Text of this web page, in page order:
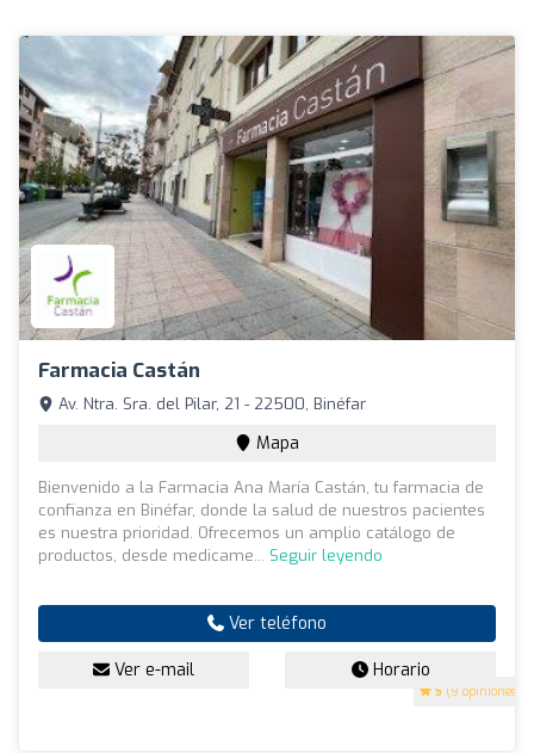
Farmacia Castán
5 (9 opiniones)
Av. Ntra. Sra. del Pilar, 21 - 22500, Binéfar
Mapa
Bienvenido a la Farmacia Ana María Castán, tu farmacia de
confianza en Binéfar, donde la salud de nuestros pacientes
es nuestra prioridad. Ofrecemos un amplio catálogo de
productos, desde medicame... Seguir leyendo
Ver teléfono
Ver e-mail Horario